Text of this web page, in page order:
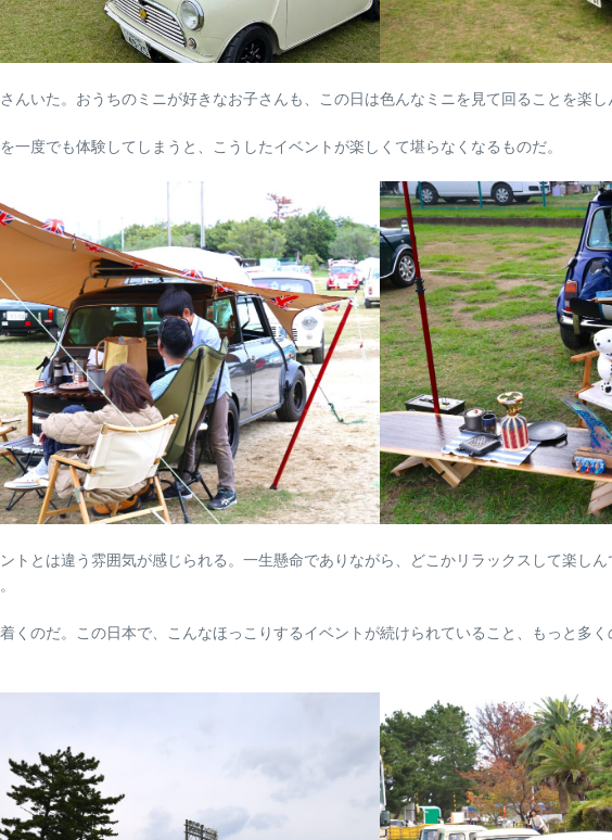
いた。おうちのミニが好きなお子さんも、この日は色んなミニを見て回ることを楽し
度でも体験してしまうと、こうしたイベントが楽しくて堪らなくなるものだ。
トとは違う雰囲気が感じられる。一生懸命でありながら、どこかリラックスして楽し
のだ。この日本で、こんなほっこりするイベントが続けられていること、もっと多